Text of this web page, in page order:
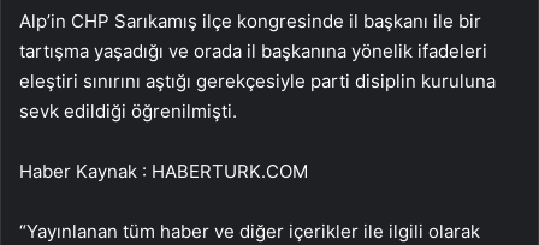
Alp’in CHP Sarıkamış ilçe kongresinde il başkanı ile bir
tartışma yaşadığı ve orada il başkanına yönelik ifadeleri
eleştiri sınırını aştığı gerekçesiyle parti disiplin kuruluna
sevk edildiği öğrenilmişti.
Haber Kaynak : HABERTURK.COM
“Yayınlanan tüm haber ve diğer içerikler ile ilgili olarak